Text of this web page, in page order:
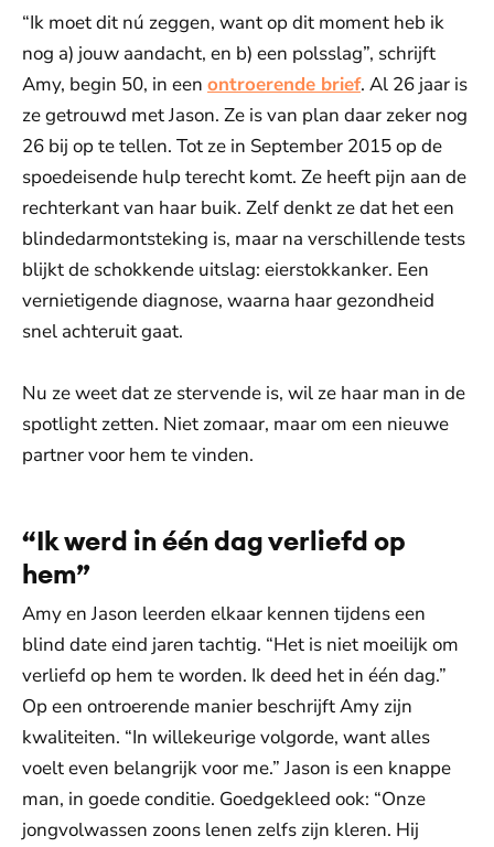
“Ik moet dit nú zeggen, want op dit moment heb ik
nog a) jouw aandacht, en b) een polsslag”, schrijft
Amy, begin 50, in een ontroerende brief. Al 26 jaar is
ze getrouwd met Jason. Ze is van plan daar zeker nog
26 bij op te tellen. Tot ze in September 2015 op de
spoedeisende hulp terecht komt. Ze heeft pijn aan de
rechterkant van haar buik. Zelf denkt ze dat het een
blindedarmontsteking is, maar na verschillende tests
blijkt de schokkende uitslag: eierstokkanker. Een
vernietigende diagnose, waarna haar gezondheid
snel achteruit gaat.
Nu ze weet dat ze stervende is, wil ze haar man in de
spotlight zetten. Niet zomaar, maar om een nieuwe
partner voor hem te vinden.
“Ik werd in één dag verliefd op
hem”
Amy en Jason leerden elkaar kennen tijdens een
blind date eind jaren tachtig. “Het is niet moeilijk om
verliefd op hem te worden. Ik deed het in één dag.”
Op een ontroerende manier beschrijft Amy zijn
kwaliteiten. “In willekeurige volgorde, want alles
voelt even belangrijk voor me.” Jason is een knappe
man, in goede conditie. Goedgekleed ook: “Onze
jongvolwassen zoons lenen zelfs zijn kleren. Hij